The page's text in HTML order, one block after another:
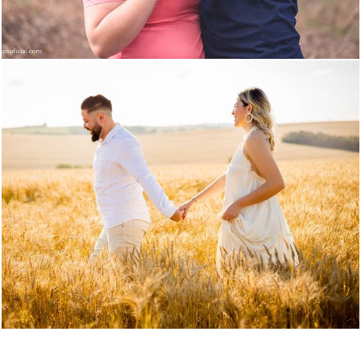
1774 239